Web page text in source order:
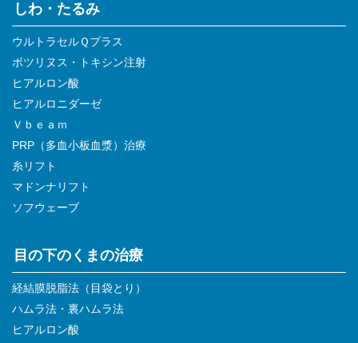
しわ・たるみ
ウルトラセルＱプラス
ボツリヌス・トキシン注射
ヒアルロン酸
ヒアルロニダーゼ
Ｖｂｅａｍ
PRP（多血小板血漿）治療
糸リフト
マドンナリフト
ソフウェーブ
目の下のくまの治療
経結膜脱脂法（目袋とり）
ハムラ法・裏ハムラ法
ヒアルロン酸